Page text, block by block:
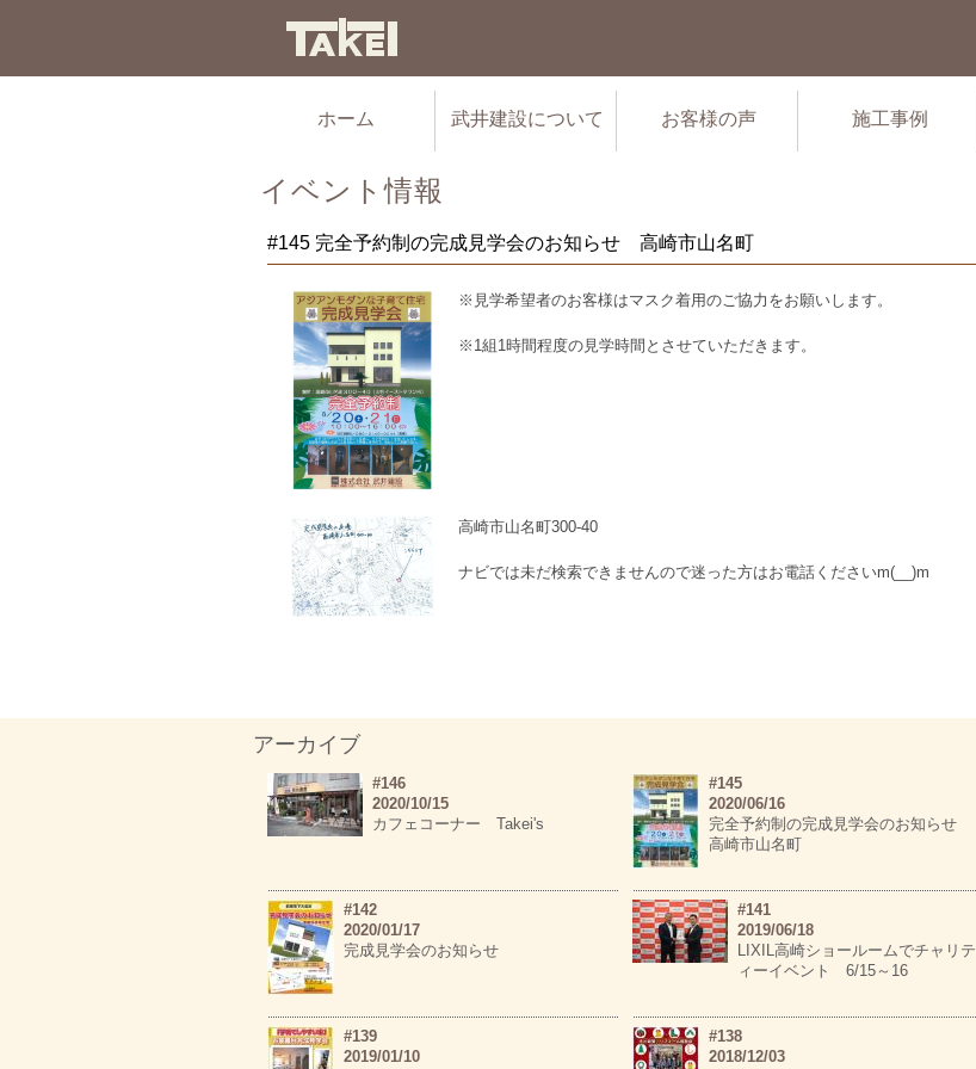
ホーム 武井建設について お客様の声 施工事例
イベント情報
#145 完全予約制の完成見学会のお知らせ 高崎市山名町
※見学希望者のお客様はマスク着用のご協力をお願いします。
※1組1時間程度の見学時間とさせていただきます。
高崎市山名町300-40
ナビでは未だ検索できませんので迷った方はお電話くださいm(__)m
アーカイブ
#146
2020/10/15
カフェコーナー Takei's
#145
2020/06/16
完全予約制の完成見学会のお知らせ
高崎市山名町
#142
2020/01/17
完成見学会のお知らせ
#141
2019/06/18
LIXIL高崎ショールームでチャリテ
ィーイベント 6/15～16
#139
2019/01/10
#138
2018/12/03